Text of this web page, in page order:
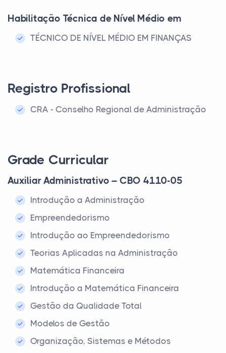
Habilitação Técnica de Nível Médio em
TÉCNICO DE NÍVEL MÉDIO EM FINANÇAS
Registro Profissional
CRA - Conselho Regional de Administração
Grade Curricular
Auxiliar Administrativo – CBO 4110-05
Introdução a Administração
Empreendedorismo
Introdução ao Empreendedorismo
Teorias Aplicadas na Administração
Matemática Financeira
Introdução a Matemática Financeira
Gestão da Qualidade Total
Modelos de Gestão
Organização, Sistemas e Métodos